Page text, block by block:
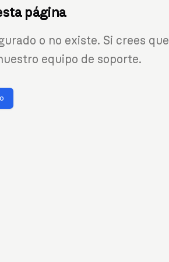
página
o no existe. Si crees que
equipo de soporte.